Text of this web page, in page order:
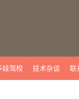
娃驾校 技术杂谈 联